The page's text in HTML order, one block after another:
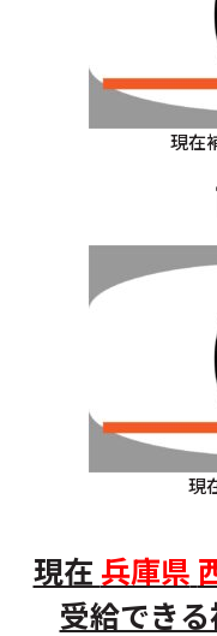
現在
現
現在 兵庫県
受給でき